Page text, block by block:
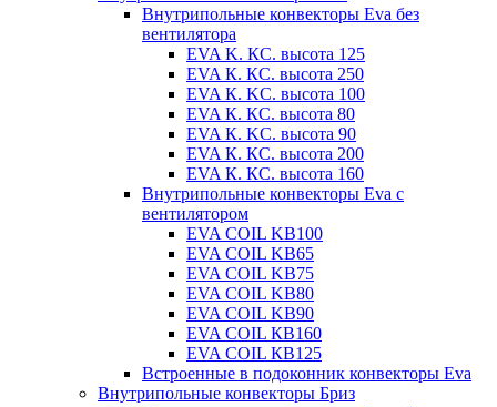
Внутрипольные конвекторы Eva без
вентилятора
EVA K. КС. высота 125
EVA К. КС. высота 250
EVA К. KС. высота 100
EVA К. КС. высота 80
EVA К. KC. высота 90
EVA К. КС. высота 200
EVA К. КС. высота 160
Внутрипольные конвекторы Eva с
вентилятором
EVA COIL KB100
EVA COIL KB65
EVA COIL KB75
EVA COIL KB80
EVA COIL KB90
EVA COIL КВ160
EVA COIL КВ125
Встроенные в подоконник конвекторы Eva
Внутрипольные конвекторы Бриз